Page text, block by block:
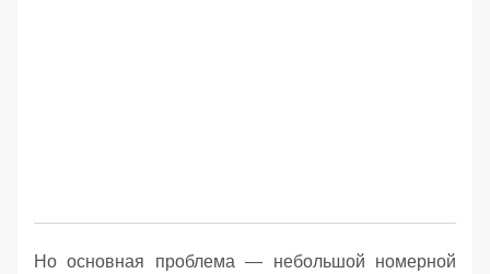
Но основная проблема — небольшой номерной